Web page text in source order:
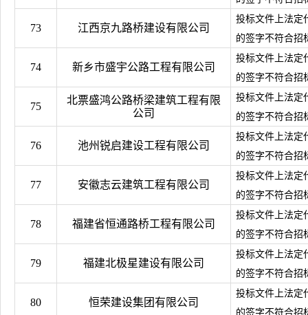
73 江西京九路桥建设有限公司
投标文件上法定
的签字不符合招
74 新乡市盛宇公路工程有限公司
投标文件上法定
的签字不符合招
75
北票盛鸿公路桥梁建筑工程有限
公司
投标文件上法定
的签字不符合招
76 池州锐启建设工程有限公司
投标文件上法定
的签字不符合招
77 安徽志云建筑工程有限公司
投标文件上法定
的签字不符合招
78 福建省恒通路桥工程有限公司
投标文件上法定
的签字不符合招
79 福建北极星建设有限公司
投标文件上法定
的签字不符合招
80 恒荣建设集团有限公司
投标文件上法定
的签字不符合招